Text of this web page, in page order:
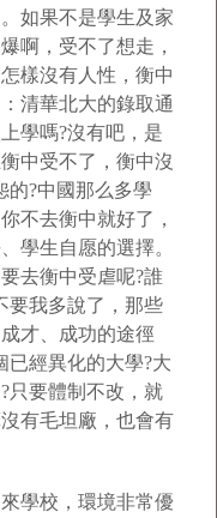
如果不是學生及家
啊，受不了想走，
樣沒有人性，衡中
清華北大的錄取通
學嗎?沒有吧，是
中受不了，衡中沒
的?中國那么多學
不去衡中就好了，
學生自愿的選擇。
去衡中受虐呢?誰
要我多說了，那些
才、成功的途徑
已經異化的大學?大
只要體制不改，就
有毛坦廠，也會有
學校，環境非常優